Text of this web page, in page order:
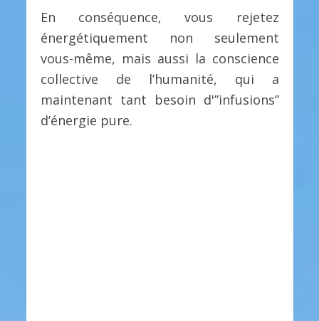
En conséquence, vous rejetez
énergétiquement non seulement
vous-même, mais aussi la conscience
collective de l’humanité, qui a
maintenant tant besoin d'”infusions”
d’énergie pure.